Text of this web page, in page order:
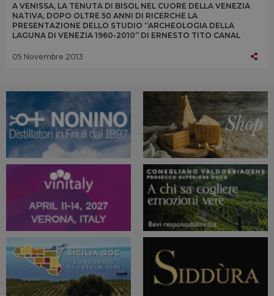
A VENISSA, LA TENUTA DI BISOL NEL CUORE DELLA VENEZIA
NATIVA, DOPO OLTRE 50 ANNI DI RICERCHE LA
PRESENTAZIONE DELLO STUDIO “ARCHEOLOGIA DELLA
LAGUNA DI VENEZIA 1960-2010” DI ERNESTO TITO CANAL
PENSI
05 Novembre 2013